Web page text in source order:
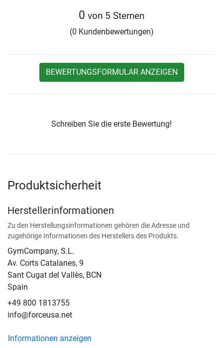
0 von 5 Sternen
(0 Kundenbewertungen)
BEWERTUNGSFORMULAR ANZEIGEN
Schreiben Sie die erste Bewertung!
Produktsicherheit
Herstellerinformationen
Zu den Herstellungsinformationen gehören die Adresse und
zugehörige Informationen des Herstellers des Produkts.
GymCompany, S.L.
Av. Corts Catalanes, 9
Sant Cugat del Vallès, BCN
Spain
+49 800 1813755
info@forceusa.net
Informationen anzeigen